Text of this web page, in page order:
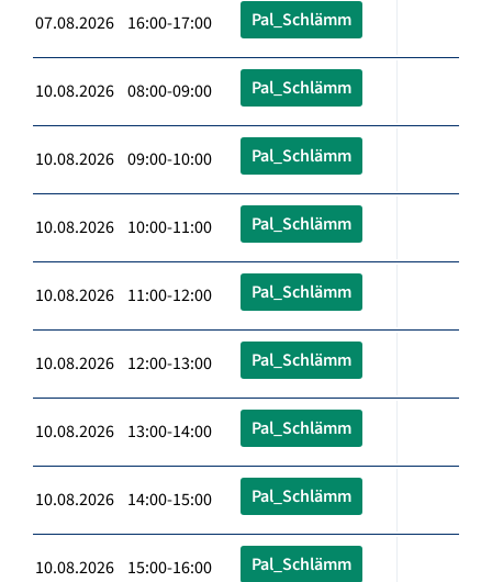
07.08.2026 16:00-17:00 Pal_Schlämm
10.08.2026 08:00-09:00 Pal_Schlämm
10.08.2026 09:00-10:00 Pal_Schlämm
10.08.2026 10:00-11:00 Pal_Schlämm
10.08.2026 11:00-12:00 Pal_Schlämm
10.08.2026 12:00-13:00 Pal_Schlämm
10.08.2026 13:00-14:00 Pal_Schlämm
10.08.2026 14:00-15:00 Pal_Schlämm
10.08.2026 15:00-16:00 Pal_Schlämm